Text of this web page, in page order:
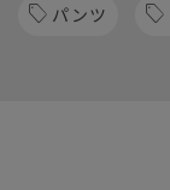
パンツ